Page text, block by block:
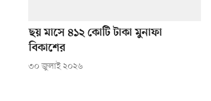
ছয় মাসে ৪১২ কোটি টাকা মুনাফা
বিকাশের
৩০ জুলাই ২০২৬